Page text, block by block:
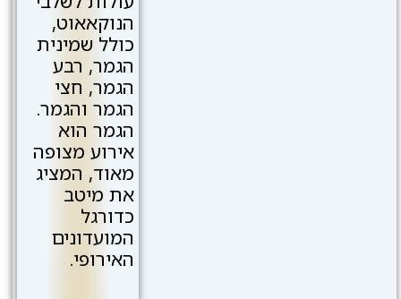
הנוקאאוט,
כולל שמינית
הגמר, רבע
הגמר, חצי
הגמר והגמר.
הגמר הוא
אירוע מצופה
מאוד, המציג
את מיטב
כדורגל
המועדונים
האירופי.